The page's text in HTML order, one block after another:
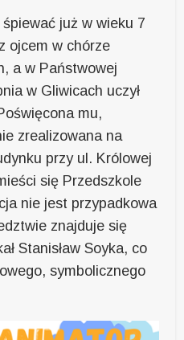
śpiewać już w wieku 7
ojcem w chórze
a w Państwowej
w Gliwicach uczył
mu,
zrealizowana na
przy ul. Królowej
się Przedszkole
nie jest przypadkowa
znajduje się
Stanisław Soyka, co
symbolicznego